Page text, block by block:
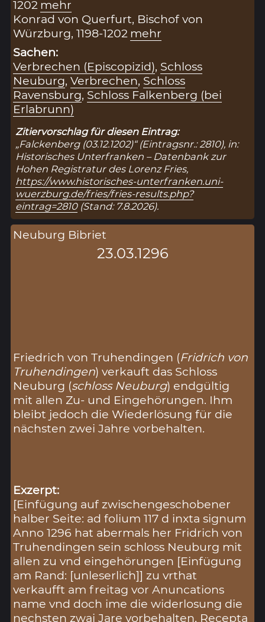
1202 mehr
Konrad von Querfurt, Bischof von
Würzburg, 1198-1202 mehr
Sachen:
Verbrechen (Episcopizid), Schloss
Neuburg,Verbrechen, Schloss
Ravensburg, Schloss Falkenberg (bei
Erlabrunn)
Zitiervorschlag für diesen Eintrag:
„Falckenberg (03.12.1202)“ (Eintragsnr.: 2810), in:
Historisches Unterfranken – Datenbank zur
Hohen Registratur des Lorenz Fries,
https://www.historisches-unterfranken.uni-
wuerzburg.de/fries/fries-results.php?
eintrag=2810(Stand: 7.8.2026).
Neuburg Bibriet
23.03.1296
Friedrich von Truhendingen (Fridrich von
Truhendingen) verkauft das Schloss
Neuburg (schloss Neuburg) endgültig
mit allen Zu- und Eingehörungen. Ihm
bleibt jedoch die Wiederlösung für die
nächsten zwei Jahre vorbehalten.
Exzerpt:
[Einfügung auf zwischengeschobener
halber Seite: ad folium 117 d inxta signum
Anno 1296 hat abermals her Fridrich von
Truhendingen sein schloss Neuburg mit
allen zu vnd eingehörungen [Einfügung
am Rand: [unleserlich]] zu vrthat
verkaufft am freitag vor Anuncations
name vnd doch ime die widerlosung die
nechsten zwai Jare vorbehalten, Recepta